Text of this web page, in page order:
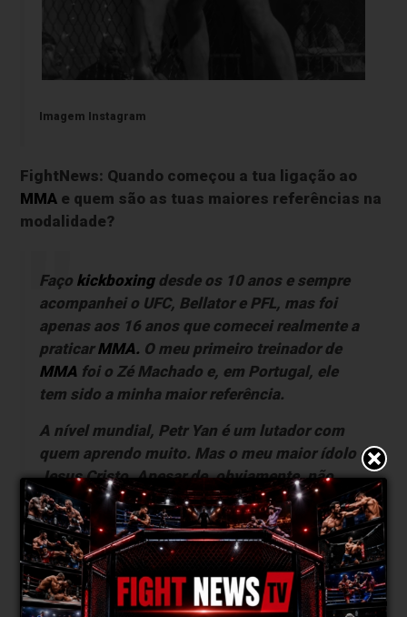
Imagem Instagram
FightNews: Quando começou a tua ligação ao
MMA e quem são as tuas maiores referências na
modalidade?
Faço kickboxingdesde os 10 anos e sempre
acompanhei o UFC, Bellator e PFL, mas foi
apenas aos 16 anos que comecei realmente a
praticarMMA. O meu primeiro treinador de
MMA foi o Zé Machado e, em Portugal, ele
tem sido a minha maior referência.
A nível mundial, Petr Yan é um lutador com
quem aprendo muito. Mas o meu maior ídolo é
Jesus Cristo. Apesar de, obviamente, não
lutar MMA,Jesus foi o homem perfeito, a
encarnação de Deus, e é nele que baseio as
minhas ações. A confiança com humildade, a
calma com efetividade e o respeito com
intensidade.